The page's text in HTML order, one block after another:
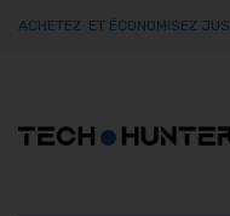
ACHETEZ ET ÉCONOMISEZ